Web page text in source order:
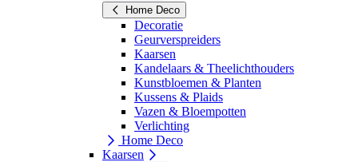
Home Deco
Decoratie
Geurverspreiders
Kaarsen
Kandelaars & Theelichthouders
Kunstbloemen & Planten
Kussens & Plaids
Vazen & Bloempotten
Verlichting
Home Deco
Kaarsen